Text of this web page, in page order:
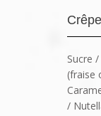
Sucre
(fraise
/